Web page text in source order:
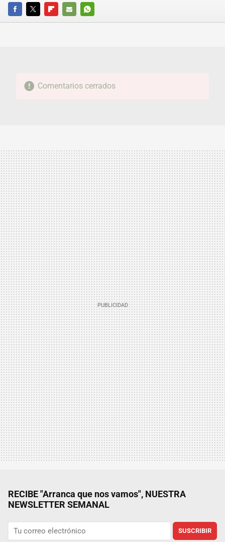
FACEBOOKTWITTERFLIPBOARD
E-
WHATSAPP
Comentarios cerrados
RECIBE "Arranca que nos vamos", NUESTRA
NEWSLETTER SEMANAL
SUSCRIBIR